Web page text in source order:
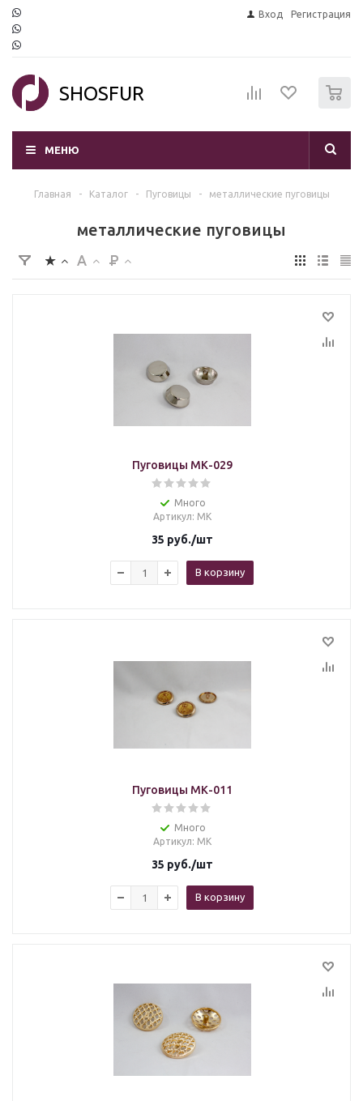
Вход Регистрация
SHOSFUR
МЕНЮ
Главная - Каталог - Пуговицы - металлические пуговицы
металлические пуговицы
Пуговицы МК-029
Много
Артикул: МК
35 руб./шт
В корзину
Пуговицы МК-011
Много
Артикул: МК
35 руб./шт
В корзину